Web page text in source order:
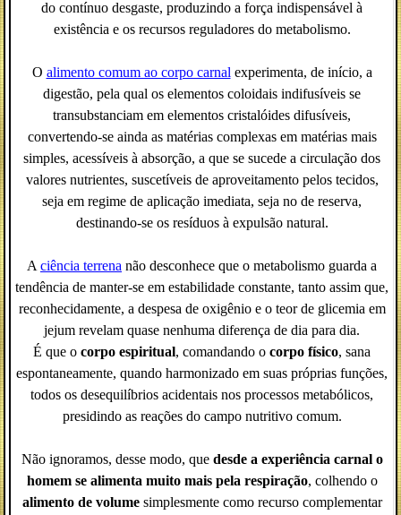
do contínuo desgaste, produzindo a força indispensável à
existência e os recursos reguladores do metabolismo.
O alimento comum ao corpo carnal experimenta, de início, a
digestão, pela qual os elementos coloidais indifusíveis se
transubstanciam em elementos cristalóides difusíveis,
convertendo-se ainda as matérias complexas em matérias mais
simples, acessíveis à absorção, a que se sucede a circulação dos
valores nutrientes, suscetíveis de aproveitamento pelos tecidos,
seja em regime de aplicação imediata, seja no de reserva,
destinando-se os resíduos à expulsão natural.
A ciência terrena não desconhece que o metabolismo guarda a
tendência de manter-se em estabilidade constante, tanto assim que,
reconhecidamente, a despesa de oxigênio e o teor de glicemia em
jejum revelam quase nenhuma diferença de dia para dia.
É que o corpo espiritual, comandando o corpo físico, sana
espontaneamente, quando harmonizado em suas próprias funções,
todos os desequilíbrios acidentais nos processos metabólicos,
presidindo as reações do campo nutritivo comum.
Não ignoramos, desse modo, que desde a experiência carnal o
homem se alimenta muito mais pela respiração, colhendo o
alimento de volume simplesmente como recurso complementar